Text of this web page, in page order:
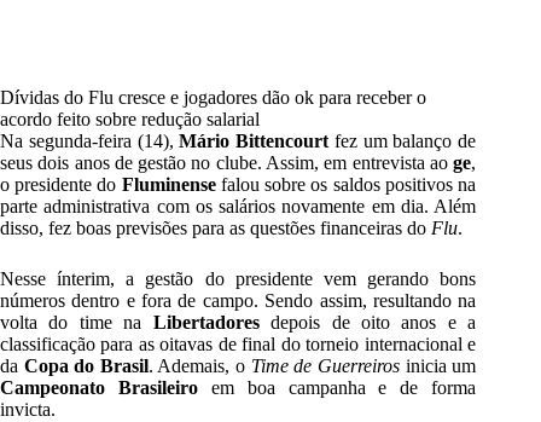
Dívidas do Flu cresce e jogadores dão ok para receber o
acordo feito sobre redução salarial
Na segunda-feira (14),Mário Bittencourt fez um balanço de
seus dois anos de gestão no clube. Assim, em entrevista aoge,
o presidente do Fluminensefalou sobre os saldos positivos na
parte administrativa com os salários novamente em dia. Além
disso, fez boas previsões para as questões financeiras do Flu.
Nesse ínterim, a gestão do presidente vem gerando bons
números dentro e fora de campo. Sendo assim, resultando na
volta do time na Libertadoresdepois de oito anos e a
classificação para as oitavas de final do torneio internacional e
da Copa do Brasil. Ademais, o Time de Guerreiros inicia um
Campeonato Brasileiroem boa campanha e de forma
invicta.